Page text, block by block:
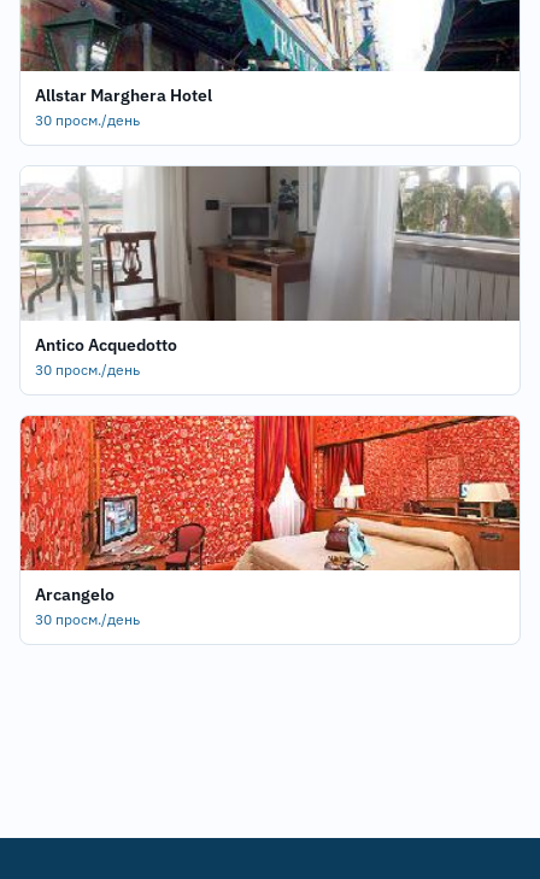
Allstar Marghera Hotel
30 просм./день
Antico Acquedotto
30 просм./день
Arcangelo
30 просм./день